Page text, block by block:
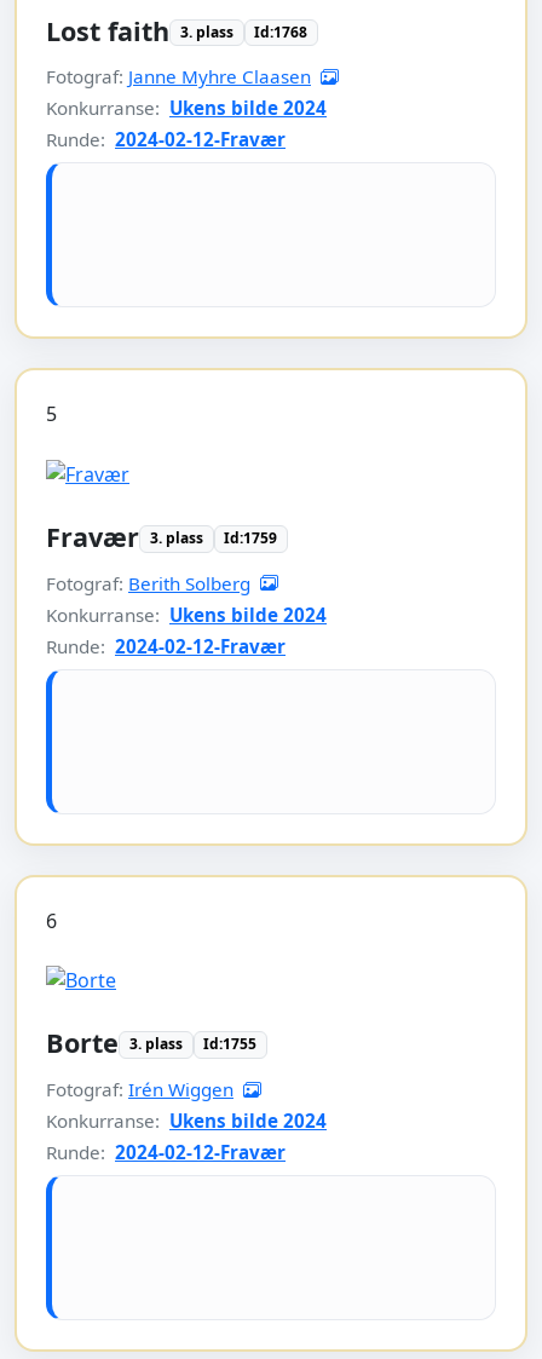
Lost faith 3. plass Id:1768
Fotograf: Janne Myhre Claasen
Konkurranse: Ukens bilde 2024
Runde: 2024-02-12-Fravær
5
Fravær 3. plass Id:1759
Fotograf: Berith Solberg
Konkurranse: Ukens bilde 2024
Runde: 2024-02-12-Fravær
6
Borte 3. plass Id:1755
Fotograf: Irén Wiggen
Konkurranse: Ukens bilde 2024
Runde: 2024-02-12-Fravær